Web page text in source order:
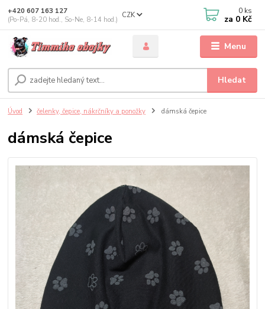
Menu
CZK
Hledat
+420 607 163 127
(Po-Pá, 8-20 hod., So-Ne, 8-14 hod.)
0 ks
za 0 Kč
Úvod čelenky, čepice, nákrčníky a ponožky dámská čepice
dámská čepice